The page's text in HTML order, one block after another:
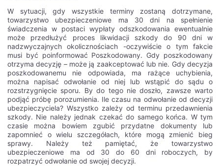
W sytuacji, gdy wszystkie terminy zostaną dotrzymane,
towarzystwo ubezpieczeniowe ma 30 dni na spełnienie
świadczenia w postaci wypłaty odszkodowania ewentualnie
może przedłużyć proces likwidacji szkody do 90 dni w
nadzwyczajnych okolicznościach -oczywiście o tym fakcie
musi być poinformować Poszkodowany. Gdy poszkodowany
otrzyma decyzję – może ją zaakceptować lub nie. Gdy decyzja
poszkodowanemu nie odpowiada, ma rażące uchybienia,
można napisać odwołanie od niej lub wstąpić do sądu o
rozstrzygnięcie sporu. By do tego nie doszło, zawsze warto
podjąć próbę porozumienia. Ile czasu na odwołanie od decyzji
ubezpieczyciela? Wszystko zależy od terminu przedawnienia
szkody. Nie należy jednak czekać do samego końca. W tym
czasie można bowiem zgubić przydatne dokumenty lub
zapomnieć o wielu szczegółach, które mogą zmienić bieg
sprawy. Należy też pamiętać, że towarzystwo
ubezpieczeniowe ma od 30 do 60 dni roboczych, by
rozpatrzyć odwołanie od swojej decyzji.